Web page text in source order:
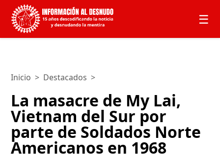
☰
Inicio > Destacados >
La masacre de My Lai,
Vietnam del Sur por
parte de Soldados Norte
Americanos en 1968